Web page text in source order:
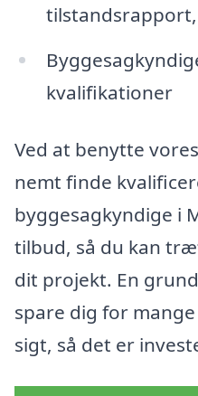
kvalifikationer
Ved at benytte
nemt finde
byggesagkyndige i
tilbud, så du kan
dit projekt. En
spare dig for
sigt, så det er